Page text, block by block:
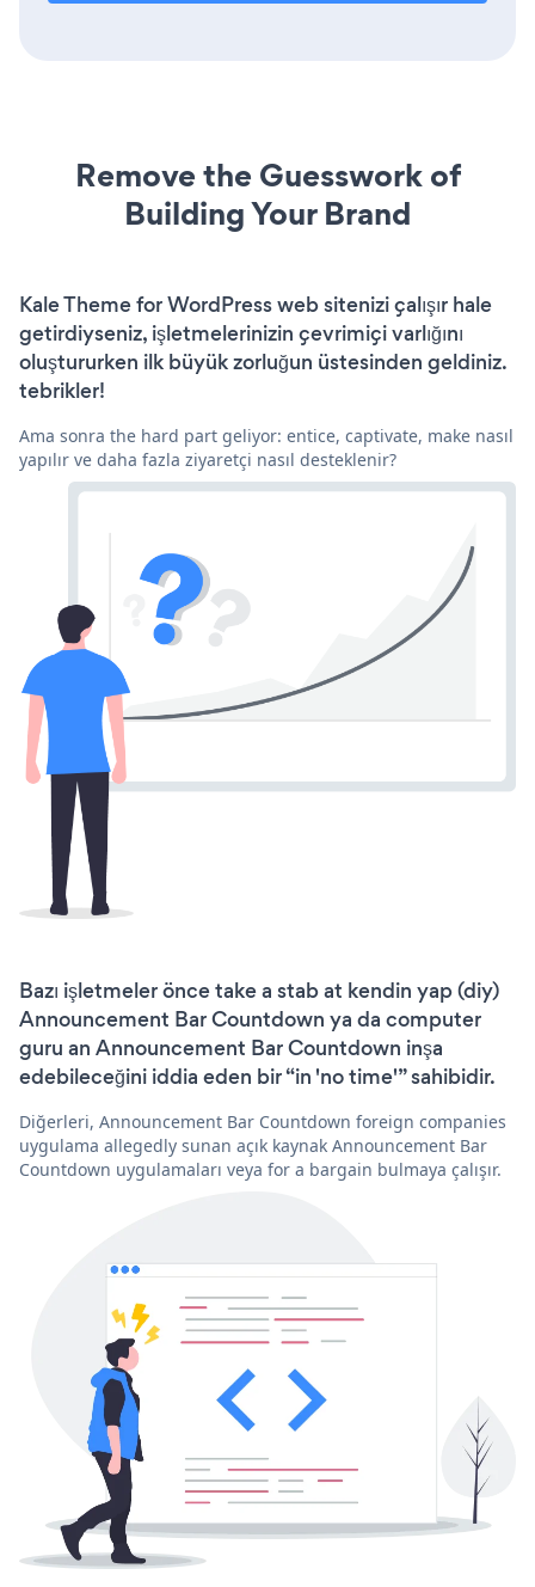
Remove the Guesswork of
Building Your Brand
Kale Theme for WordPress web sitenizi çalışır hale
getirdiyseniz, işletmelerinizin çevrimiçi varlığını
oluştururken ilk büyük zorluğun üstesinden geldiniz.
tebrikler!
Ama sonra the hard part geliyor: entice, captivate, make nasıl
yapılır ve daha fazla ziyaretçi nasıl desteklenir?
Bazı işletmeler önce take a stab at kendin yap (diy)
Announcement Bar Countdown ya da computer
guru an Announcement Bar Countdown inşa
edebileceğini iddia eden bir “in 'no time'” sahibidir.
Diğerleri, Announcement Bar Countdown foreign companies
uygulama allegedly sunan açık kaynak Announcement Bar
Countdown uygulamaları veya for a bargain bulmaya çalışır.